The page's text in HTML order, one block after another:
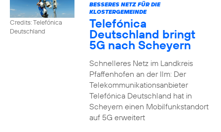
Credits: Telefónica
Deutschland
BESSERES NETZ FÜR DIE
KLOSTERGEMEINDE
Telefónica
Deutschland bringt
5G nach Scheyern
Schnelleres Netz im Landkreis
Pfaffenhofen an der Ilm: Der
Telekommunikationsanbieter
Telefónica Deutschland hat in
Scheyern einen Mobilfunkstandort
auf 5G erweitert